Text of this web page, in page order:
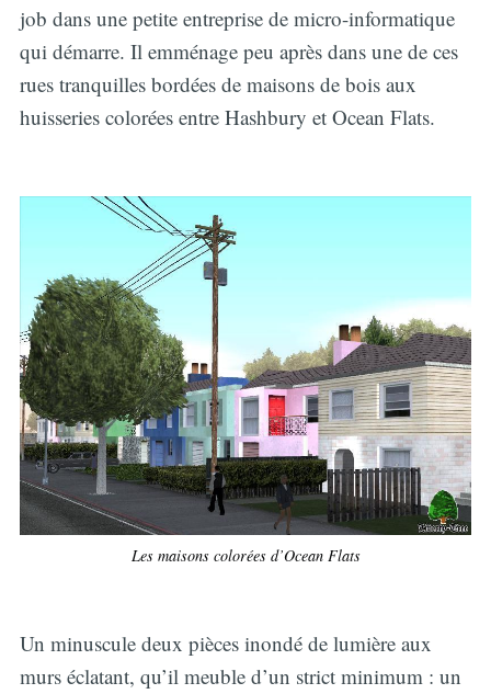
job dans une petite entreprise de micro-informatique
qui démarre. Il emménage peu après dans une de ces
rues tranquilles bordées de maisons de bois aux
huisseries colorées entre Hashbury et Ocean Flats.
Les maisons colorées d’Ocean Flats
Un minuscule deux pièces inondé de lumière aux
murs éclatant, qu’il meuble d’un strict minimum : un